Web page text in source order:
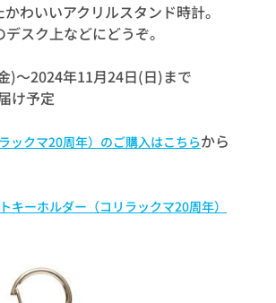
わいいアクリルスタンド時計。
スク上などにどうぞ。
)～2024年11月24日(日)まで
け予定
ックマ20周年）のご購入はこちらから
キーホルダー（コリラックマ20周年）